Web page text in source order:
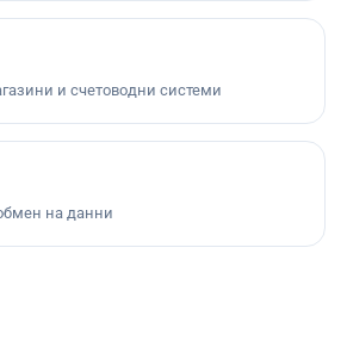
и счетоводни системи
на данни